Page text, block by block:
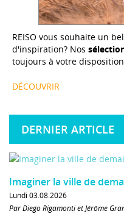
REISO vous souhaite un
d'inspiration? Nos
toujours à votre
DÉCOUVRIR
DERNIER ARTICLE
Imaginer la ville de
Lundi 03.08.2026
Par Diego Rigamonti et Jérôme